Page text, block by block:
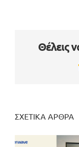
Θέλεις
ΣΧΕΤΙΚΑ ΑΡΘΡΑ